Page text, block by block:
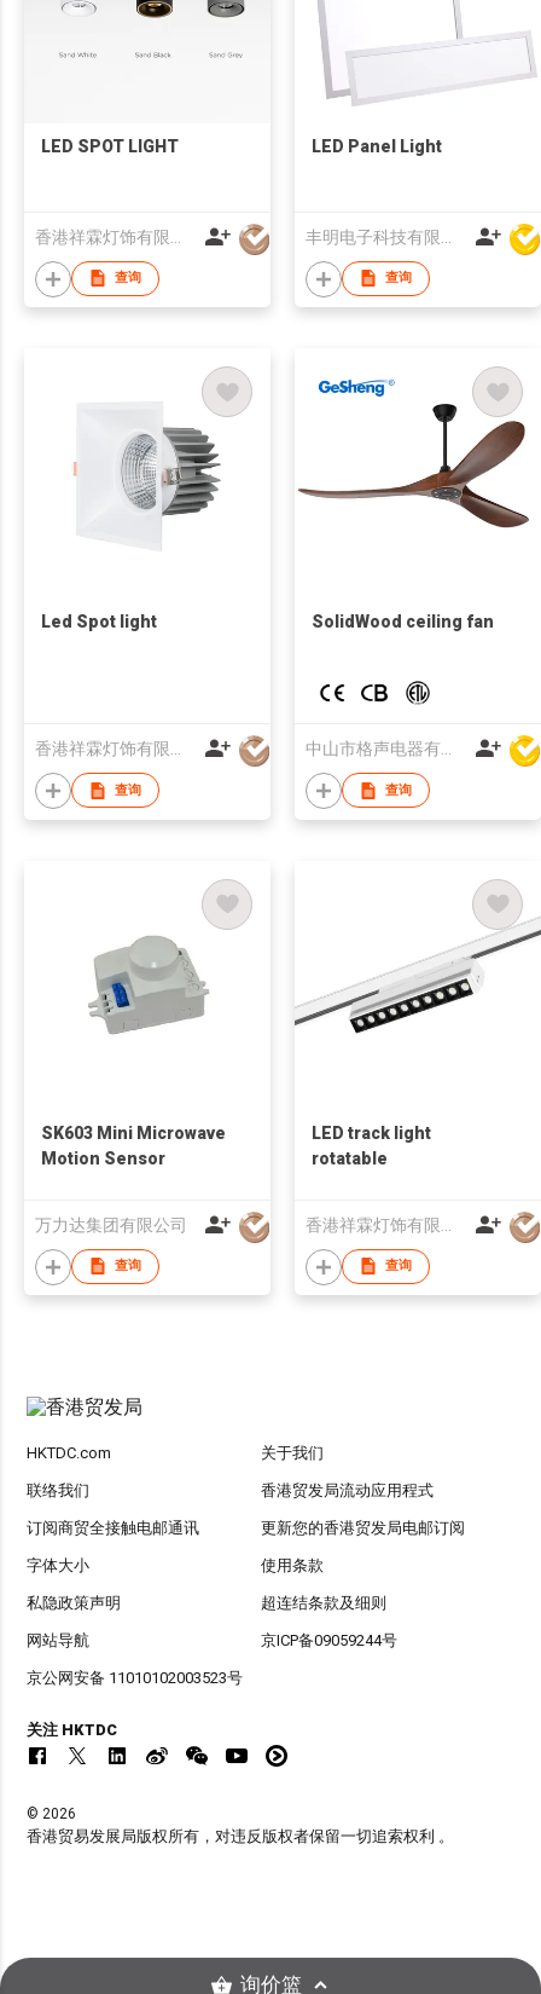
LED SPOT LIGHT
查询
LED Panel Light
查询
Led Spot light
香港祥霖灯饰有限公司
查询
SolidWood ceiling fan
中山市格声电器有限公司
查询
SK603 Mini Microwave
Motion Sensor
万力达集团有限公司
查询
LED track light
rotatable
查询
HKTDC.com 关于我们
联络我们 香港贸发局流动应用程式
订阅商贸全接触电邮通讯 更新您的香港贸发局电邮订阅
字体大小 使用条款
私隐政策声明 超连结条款及细则
网站导航 京ICP备09059244号
京公网安备 11010102003523号
关注 HKTDC
© 2026
香港贸易发展局版权所有，对违反版权者保留一切追索权利 。
询价篮